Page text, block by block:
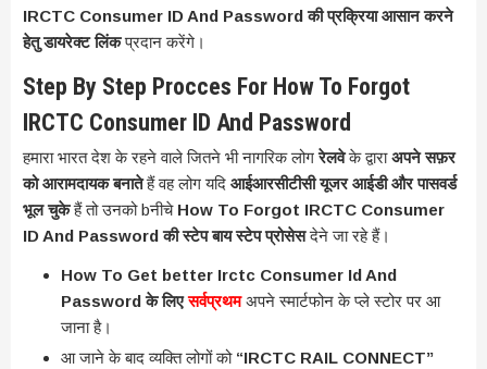
IRCTC Consumer ID And Password की प्रक्रिया आसान करने
हेतु डायरेक्ट लिंकप्रदान करेंगे।
Step By Step Procces For How To Forgot
IRCTC Consumer ID And Password
हमारा भारत देश के रहने वाले जितने भी नागरिक लोगरेलवेके द्वाराअपने सफ़र
को आरामदायक बनातेहैं वह लोग यदि आईआरसीटीसी यूजर आईडी और पासवर्ड
भूल चुकेहैं तो उनको bनीचे How To Forgot IRCTC Consumer
ID And Password की स्टेप बाय स्टेप प्रोसेसदेने जा रहे हैं।
How To Get better Irctc Consumer Id And
Password के लिएसर्वप्रथमअपने स्मार्टफोन के प्ले स्टोर पर आ
जाना है।
आ जाने के बाद व्यक्ति लोगों को “IRCTC RAIL CONNECT”